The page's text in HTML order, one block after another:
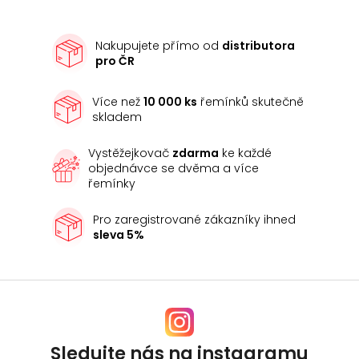
Nakupujete přímo od distributora
pro ČR
Více než10 000 ks řemínků skutečně
skladem
Vystěžejkovač zdarma ke každé
objednávce se dvěma a více
řemínky
Pro zaregistrované zákazníky ihned
sleva 5%